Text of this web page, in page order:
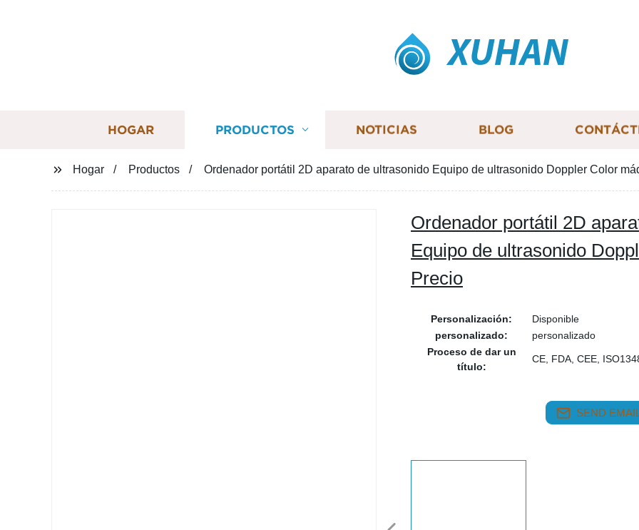
XUHAN
HOGAR PRODUCTOS NOTICIAS BLOG
Hogar Productos Ordenador portátil 2D aparato de ultrasonido Equipo de ultrasonido Doppler Color
Ordenador portátil 2D
Equipo de ultrasonido
Precio
Personalización:
Disponible
personalizado:
personalizado
Proceso de dar un
título:
CE, FDA, CEE,
SEND